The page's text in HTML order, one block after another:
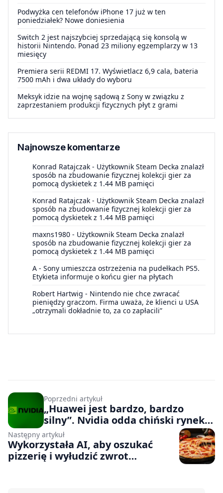
Podwyżka cen telefonów iPhone 17 już w ten
poniedziałek? Nowe doniesienia
Switch 2 jest najszybciej sprzedającą się konsolą w
historii Nintendo. Ponad 23 miliony egzemplarzy w 13
miesięcy
Premiera serii REDMI 17. Wyświetlacz 6,9 cala, bateria
7500 mAh i dwa układy do wyboru
Meksyk idzie na wojnę sądową z Sony w związku z
zaprzestaniem produkcji fizycznych płyt z grami
Najnowsze komentarze
Konrad Ratajczak - Użytkownik Steam Decka znalazł
sposób na zbudowanie fizycznej kolekcji gier za
pomocą dyskietek z 1.44 MB pamięci
Konrad Ratajczak - Użytkownik Steam Decka znalazł
sposób na zbudowanie fizycznej kolekcji gier za
pomocą dyskietek z 1.44 MB pamięci
maxns1980 - Użytkownik Steam Decka znalazł
sposób na zbudowanie fizycznej kolekcji gier za
pomocą dyskietek z 1.44 MB pamięci
A - Sony umieszcza ostrzeżenia na pudełkach PS5.
Etykieta informuje o końcu gier na płytach
Robert Hartwig - Nintendo nie chce zwracać
pieniędzy graczom. Firma uważa, że klienci u USA
„otrzymali dokładnie to, za co zapłacili”
Poprzedni artykuł
„Huawei jest bardzo, bardzo
silny”. Nvidia odda chiński rynek
walkowerem?
Następny artykuł
Wykorzystała AI, aby oszukać
pizzerię i wyłudzić zwrot